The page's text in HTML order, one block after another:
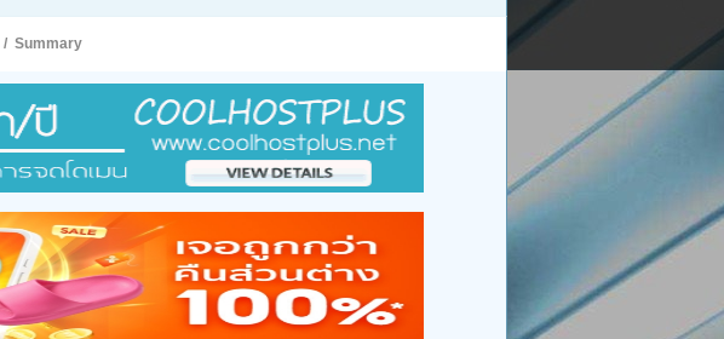
/ Summary